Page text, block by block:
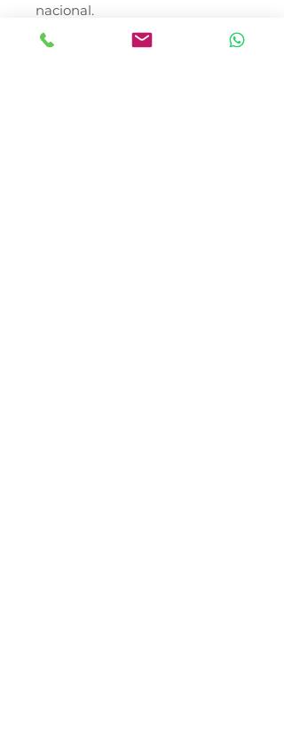
nacional.
Nuestro sistema de envíos
garantiza que tu pedido llegue